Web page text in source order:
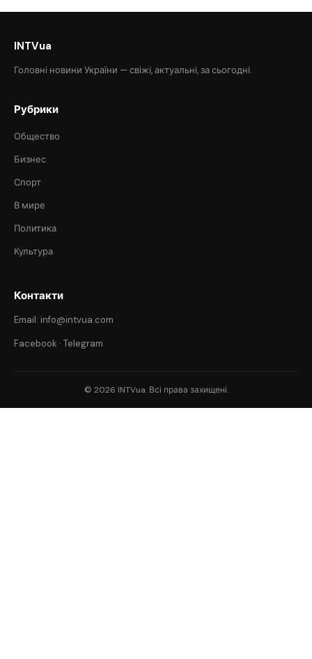
INTVua
Головні новини України — свіжі, актуальні, за сьогодні.
Рубрики
Общество
Бизнес
Спорт
В мире
Политика
Культура
Контакти
Email: info@intvua.com
Facebook · Telegram
© 2026 INTVua. Всі права захищені.